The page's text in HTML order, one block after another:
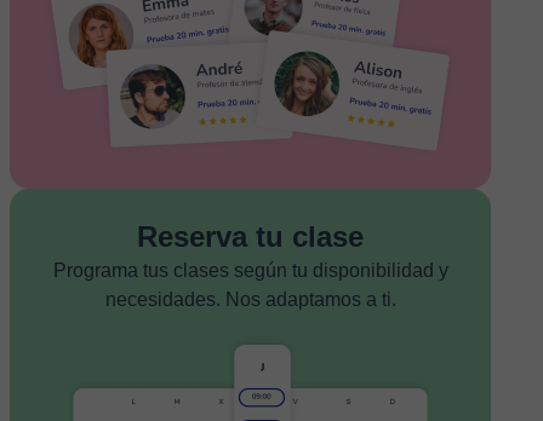
Reserva tu clase
Programa tus clases según tu disponibilidad y
necesidades. Nos adaptamos a ti.